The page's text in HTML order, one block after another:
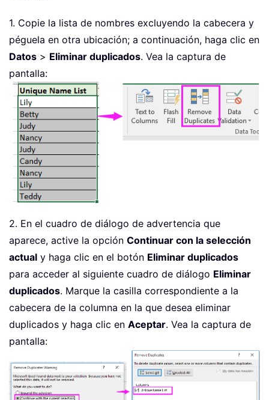
1. Copie la lista de nombres excluyendo la cabecera y
péguela en otra ubicación; a continuación, haga clic en
Datos > Eliminar duplicados. Vea la captura de
pantalla:
2. En el cuadro de diálogo de advertencia que
aparece, active la opción Continuar con la selección
actual y haga clic en el botón Eliminar duplicados
para acceder al siguiente cuadro de diálogo Eliminar
duplicados. Marque la casilla correspondiente a la
cabecera de la columna en la que desea eliminar
duplicados y haga clic en Aceptar. Vea la captura de
pantalla: